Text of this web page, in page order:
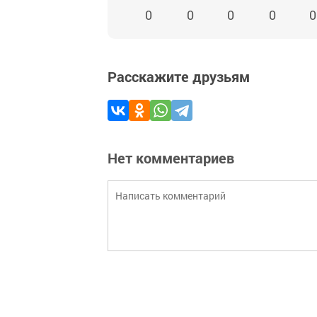
0 0 0 0 0
Расскажите друзьям
Нет комментариев